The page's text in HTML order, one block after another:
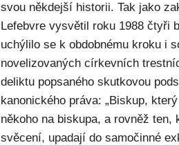
svou někdejší historii. Tak jako
Lefebvre vysvětil roku 1988 čtyři
uchýlilo se k obdobnému kroku i
novelizovaných církevních
deliktu popsaného skutkovou
kanonického práva: „Biskup,
někoho na biskupa, a rovněž
svěcení, upadají do samočinné